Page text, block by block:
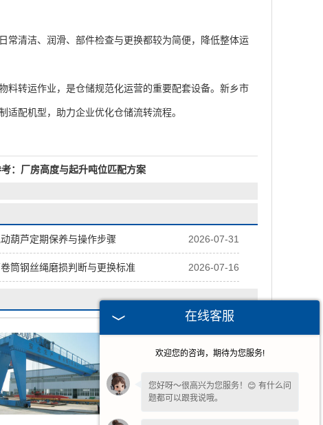
清洁、润滑、部件检查与更换都较为简便，降低整体运
转运作业，是仓储规范化运营的重要配套设备。新乡市
配机型，助力企业优化仓储流转流程。
：厂房高度与起升吨位匹配方案
2026-07-31
葫芦定期保养与操作步骤
2026-07-16
筒钢丝绳磨损判断与更换标准
在线客服
欢迎您的咨询，期待为您服务!
您好呀～很高兴为您服务！😊 有什么问
题都可以跟我说哦。